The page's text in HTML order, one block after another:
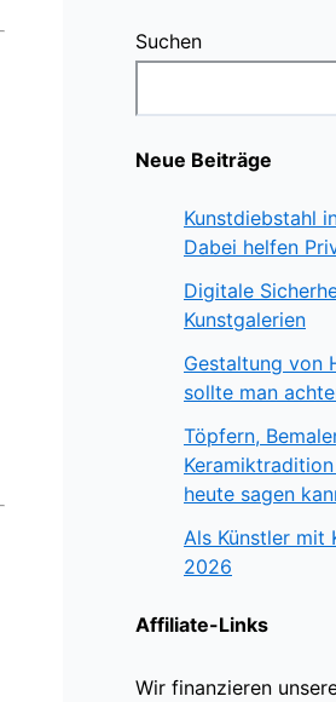
Suchen
Neue Beiträge
Kunstdiebstahl
Dabei helfen
Digitale
Kunstgalerien
Gestaltung von
sollte man
Töpfern,
heute sagen
Als Künstler mit
2026
Affiliate-Links
Wir finanzieren